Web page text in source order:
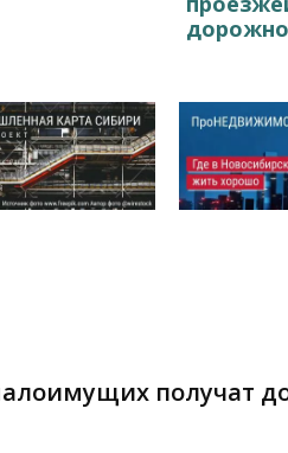
получат